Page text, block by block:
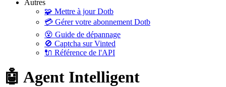
Autres
🧩 Mettre à jour Dotb
💳 Gérer votre abonnement Dotb
😵 Guide de dépannage
🚫 Captcha sur Vinted
🔌 Référence de l'API
🤖 Agent Intelligent